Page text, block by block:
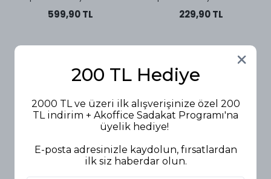
599,90 TL 229,90 TL
200 TL Hediye
2000 TL ve üzeri ilk alışverişinize özel 200
TL indirim + Akoffice Sadakat Programı'na
üyelik hediye!
E-posta adresinizle kaydolun, fırsatlardan
ilk siz haberdar olun.